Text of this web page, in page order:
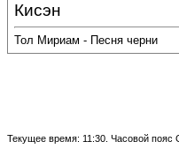
Кисэн
Тол Мириам - Песня черни
Текущее время: 11:30 . Часовой пояс